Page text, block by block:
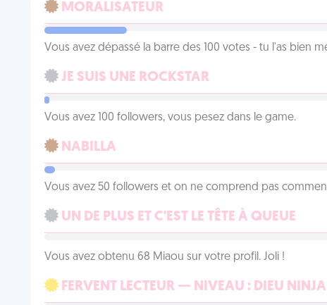
MORALISATEUR
Vous avez dépassé la barre des 100 votes - tu l'as bien
JE SUIS UNE ROCKSTAR
Vous avez 100 followers, vous pesez dans le game.
NABILLA
Vous avez 50 followers et on ne comprend pas
UN DE PLUS ET C'EST LE TÊTE À QUEUE
Vous avez obtenu 68 Miaou sur votre profil. Joli !
FERVENT LECTEUR — NIVEAU : DIEU NINJA